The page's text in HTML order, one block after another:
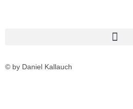
© by Daniel Kallauch